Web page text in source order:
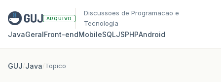
ARQUIVO
Discussoes de Programacao e
Tecnologia
JavaGeralFront‑endMobileSQLJSPHPAndroid
GUJ/Java/Topico